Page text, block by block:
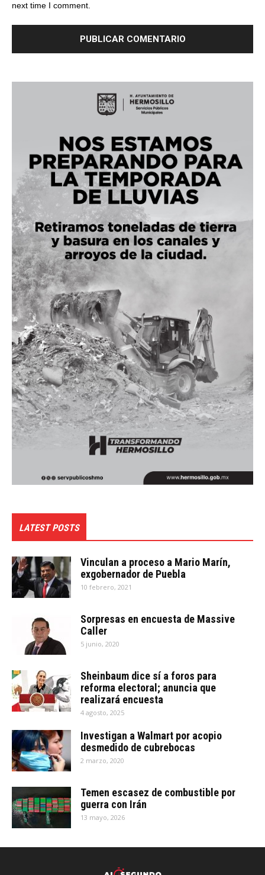
next time I comment.
LATEST POSTS
Vinculan a proceso a Mario Marín,
exgobernador de Puebla
10 febrero, 2021
Sorpresas en encuesta de Massive
Caller
5 junio, 2020
Sheinbaum dice sí a foros para
reforma electoral; anuncia que
realizará encuesta
4 agosto, 2025
Investigan a Walmart por acopio
desmedido de cubrebocas
2 marzo, 2020
Temen escasez de combustible por
guerra con Irán
13 mayo, 2026